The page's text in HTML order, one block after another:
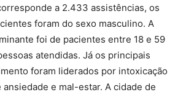
a 2.433 assistências, os
foram do sexo masculino. A
foi de pacientes entre 18 e 59
atendidas. Já os principais
foram liderados por intoxicação
e mal-estar. A cidade de